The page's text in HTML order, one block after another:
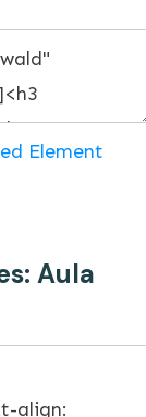
Element
Aula